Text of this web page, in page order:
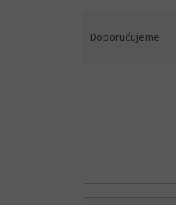
Doporučujeme